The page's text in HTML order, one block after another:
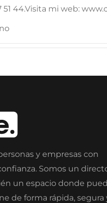
51 44.Visita mi web:
y empresas con
Somos un
un espacio donde
de forma rápida, segura